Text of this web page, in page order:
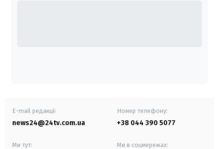
E-mail редакції
news24@24tv.com.ua
Номер телефону:
+38 044 390 5077
Ми тут: Ми в соцмережах: